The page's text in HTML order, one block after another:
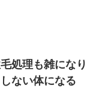
、見て見ぬふりの親を
弟の子を妊娠したらし
がきた…｜生活｜ワロ
さいあくの人です』と
はあ」→警察に行き、
活｜ヌルポあんてな
処理も雑になり
ない体になる